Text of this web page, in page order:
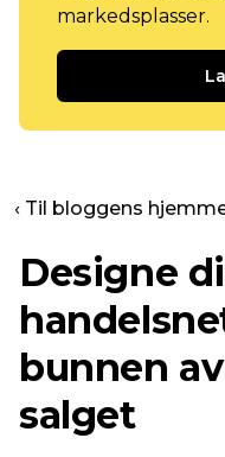
markedsplasser.
‹ Til bloggens
Designe
bunnen
salget